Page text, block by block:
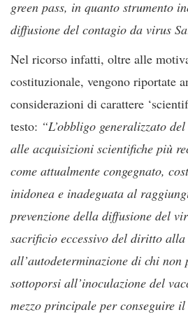
green pass, in quanto strumento
diffusione del contagio da virus
Nel ricorso infatti, oltre alle
costituzionale, vengono riportate
considerazioni di carattere
testo: “L’obbligo generalizzato
alle acquisizioni scientifiche più
come attualmente congegnato,
inidonea e inadeguata al
prevenzione della diffusione del
sacrificio eccessivo del diritto alla
all’autodeterminazione di chi non
sottoporsi all’inoculazione del
mezzo principale per conseguire il